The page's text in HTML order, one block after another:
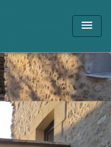
menu